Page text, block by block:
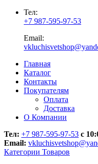
Тел:
+7 987-595-97-53
Email:
Главная
Каталог
Контакты
Покупателям
Оплата
Доставка
О Компании
Тел: +7 987-595-97-53 с
Email:
Категории Товаров